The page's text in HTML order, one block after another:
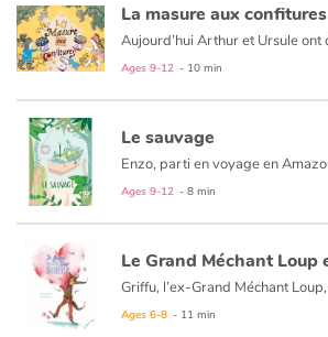
La masure aux confitures
Ages 9-12 - 10 min
Le sauvage
Ages 9-12 - 8 min
Ages 6-8 - 11 min